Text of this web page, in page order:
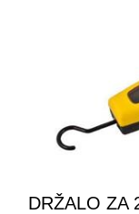
DRŽALO ZA